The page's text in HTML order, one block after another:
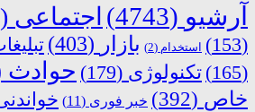
آرشیو (4743) اجتماعی (2726)
(153)
استخدام (2) بازار (403)
(165)
تکنولوژی (179) حوادث
خاص (392) خبر فوری (11)